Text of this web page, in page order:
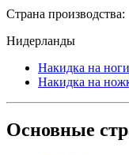
Страна производства:
Нидерланды
Накидка на
Накидка на
Основные